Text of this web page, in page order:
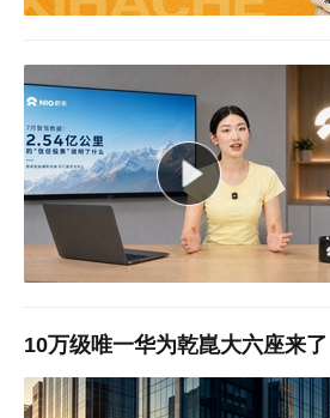
10万级唯一华为乾崑大六座来